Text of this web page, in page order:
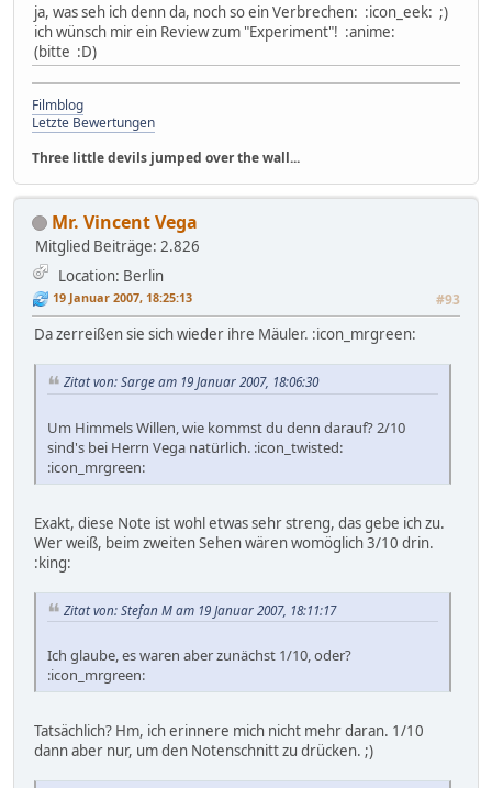
ja, was seh ich denn da, noch so ein Verbrechen: :icon_eek: ;)
ich wünsch mir ein Review zum "Experiment"! :anime:
(bitte :D)
Filmblog
Letzte Bewertungen
Three little devils jumped over the wall...
Mr. Vincent Vega
Mitglied Beiträge: 2.826
Location: Berlin
19 Januar 2007, 18:25:13 #93
Da zerreißen sie sich wieder ihre Mäuler. :icon_mrgreen:
Zitat von: Sarge am 19 Januar 2007, 18:06:30
Um Himmels Willen, wie kommst du denn darauf? 2/10
sind's bei Herrn Vega natürlich. :icon_twisted:
:icon_mrgreen:
Exakt, diese Note ist wohl etwas sehr streng, das gebe ich zu.
Wer weiß, beim zweiten Sehen wären womöglich 3/10 drin.
:king:
Zitat von: Stefan M am 19 Januar 2007, 18:11:17
Ich glaube, es waren aber zunächst 1/10, oder?
:icon_mrgreen:
Tatsächlich? Hm, ich erinnere mich nicht mehr daran. 1/10
dann aber nur, um den Notenschnitt zu drücken. ;)